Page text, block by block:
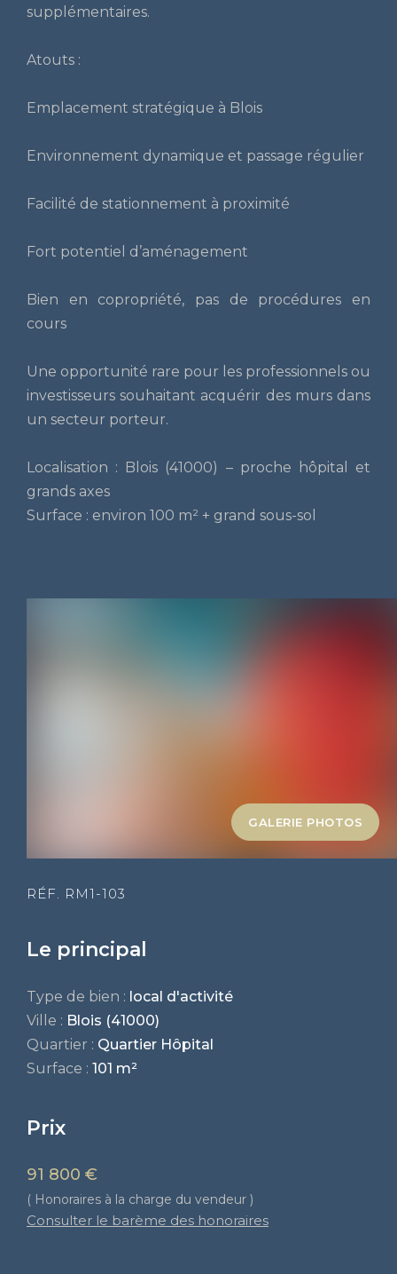
supplémentaires.
Atouts :
Emplacement stratégique à Blois
Environnement dynamique et passage régulier
Facilité de stationnement à proximité
Fort potentiel d’aménagement
Bien en copropriété, pas de procédures en
cours
Une opportunité rare pour les professionnels ou
investisseurs souhaitant acquérir des murs dans
un secteur porteur.
Localisation : Blois (41000) – proche hôpital et
grands axes
Surface : environ 100 m² + grand sous-sol
GALERIE PHOTOS
RÉF. RM1-103
Le principal
Type de bien : local d'activité
Ville : Blois (41000)
Quartier : Quartier Hôpital
Surface : 101 m²
Prix
91 800 €
( Honoraires à la charge du vendeur )
Consulter le barème des honoraires